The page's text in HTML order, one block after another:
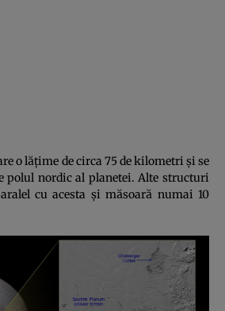
o lăţime de circa 75 de kilometri şi se
polul nordic al planetei. Alte structuri
cu acesta şi măsoară numai 10